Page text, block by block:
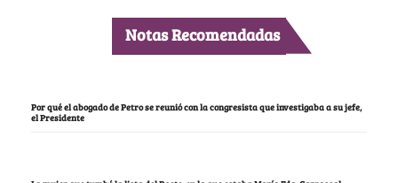
Notas Recomendadas
Por qué el abogado de Petro se reunió con la congresista que investigaba a su jefe,
el Presidente